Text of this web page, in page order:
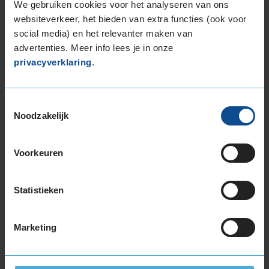
We gebruiken cookies voor het analyseren van ons
websiteverkeer, het bieden van extra functies (ook voor
social media) en het relevanter maken van
advertenties. Meer info lees je in onze
privacyverklaring.
Noodzakelijk
Voorkeuren
Statistieken
Marketing